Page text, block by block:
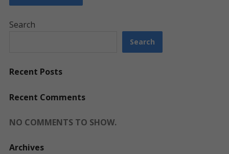
Search
Search
Recent Posts
Recent Comments
NO COMMENTS TO SHOW.
Archives